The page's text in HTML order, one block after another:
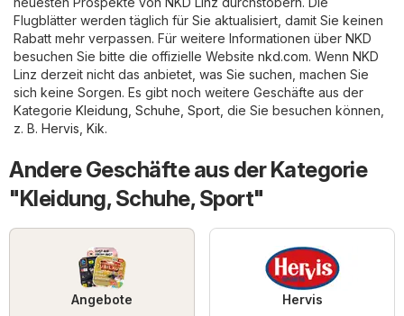
Flugblätter werden täglich für Sie aktualisiert, damit Sie keinen
Rabatt mehr verpassen. Für weitere Informationen über NKD
besuchen Sie bitte die offizielle Website nkd.com. Wenn NKD
Linz derzeit nicht das anbietet, was Sie suchen, machen Sie
sich keine Sorgen. Es gibt noch weitere Geschäfte aus der
Kategorie Kleidung, Schuhe, Sport , die Sie besuchen können,
z. B. Hervis Kik.
Andere Geschäfte aus der Kategorie
"Kleidung, Schuhe, Sport"
Angebote Hervis